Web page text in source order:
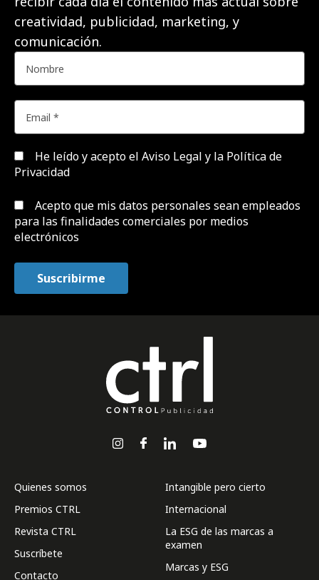
creatividad, publicidad, marketing, y
comunicación.
He leído y acepto el Aviso Legal y la Política de
Privacidad
Acepto que mis datos personales sean empleados
para las finalidades comerciales por medios
electrónicos
Quienes somos
Premios CTRL
Revista CTRL
Suscríbete
Contacto
Intangible pero cierto
Internacional
La ESG de las marcas a
examen
Marcas y ESG